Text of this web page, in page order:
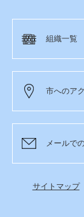
組織一覧
市へのア
メールで
サイトマップ